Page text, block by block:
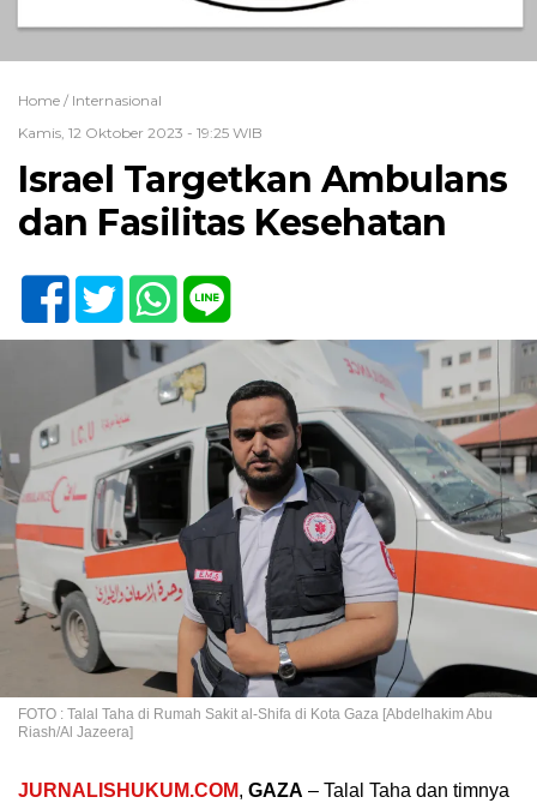
Home / Internasional
Kamis, 12 Oktober 2023 - 19:25 WIB
Israel Targetkan Ambulans
dan Fasilitas Kesehatan
FOTO : Talal Taha di Rumah Sakit al-Shifa di Kota Gaza [Abdelhakim Abu
Riash/Al Jazeera]
JURNALISHUKUM.COM, GAZA – Talal Taha dan timnya